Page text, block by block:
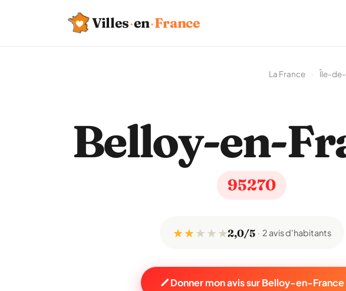
Villes·en·France
La France Île-
Belloy-en-
95270
★ ★★ ★ ★2,0/5 2 avis d'habitants
Donner mon avis sur Belloy-en-France